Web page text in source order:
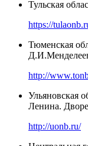
Тульская
https://
Тюменская
http://
Ульяновская
Ленина.
http://uonb.ru/